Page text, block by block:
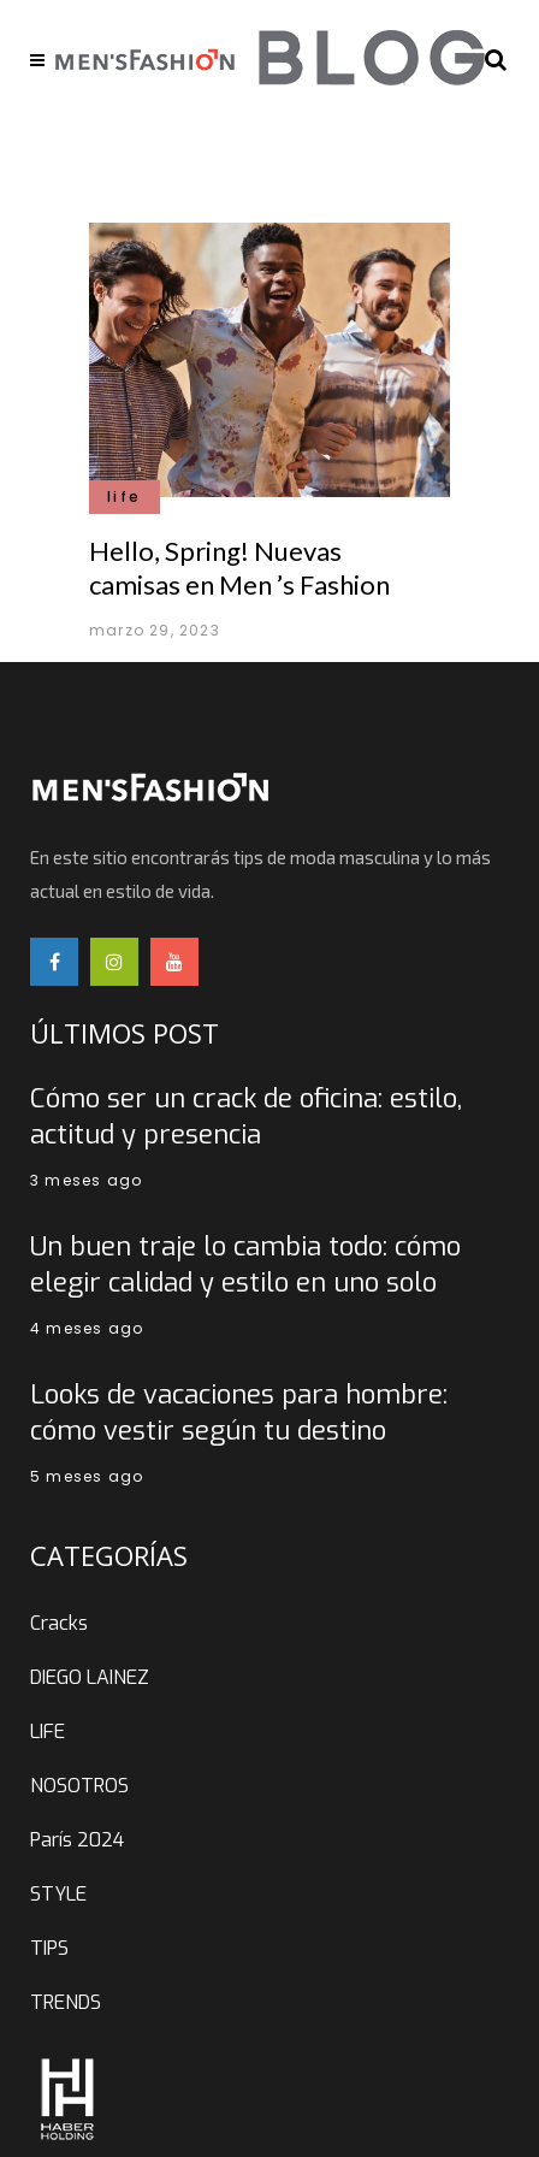
life
Hello, Spring! Nuevas
camisas en Men ’s Fashion
marzo 29, 2023
En este sitio encontrarás tips de moda masculina y lo más
actual en estilo de vida.
ÚLTIMOS POST
Cómo ser un crack de oficina: estilo,
actitud y presencia
3 meses ago
Un buen traje lo cambia todo: cómo
elegir calidad y estilo en uno solo
4 meses ago
Looks de vacaciones para hombre:
cómo vestir según tu destino
5 meses ago
CATEGORÍAS
Cracks
DIEGO LAINEZ
LIFE
NOSOTROS
París 2024
STYLE
TIPS
TRENDS